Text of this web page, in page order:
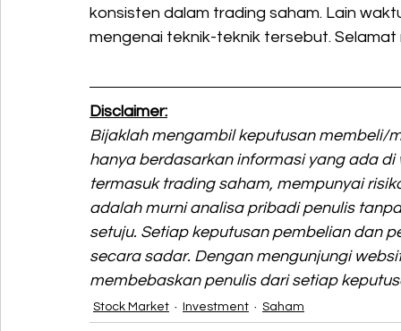
konsisten dalam trading saham. Lain
mengenai teknik-teknik tersebut.
Disclaimer:
Bijaklah mengambil keputusan membeli/
hanya berdasarkan informasi yang ada
termasuk trading saham, mempunyai
adalah murni analisa pribadi penulis
setuju. Setiap keputusan pembelian dan
secara sadar. Dengan mengunjungi
membebaskan penulis dari setiap
Stock Market Investment Saham